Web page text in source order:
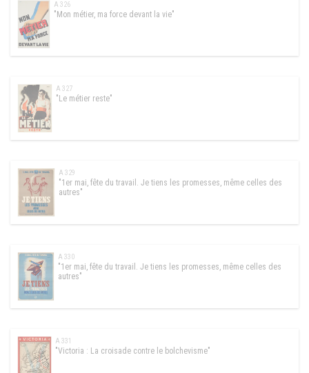
A 326
"Mon métier, ma force devant la vie"
A 327
"Le métier reste"
A 329
"1er mai, fête du travail. Je tiens les promesses, même celles des
autres"
A 330
"1er mai, fête du travail. Je tiens les promesses, même celles des
autres"
A 331
"Victoria : La croisade contre le bolchevisme"